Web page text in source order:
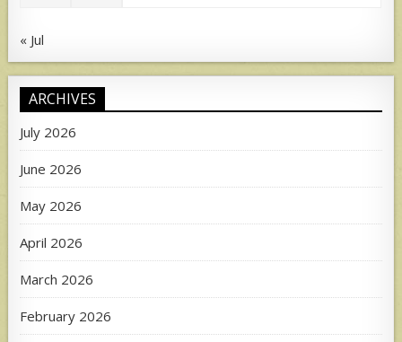
« Jul
ARCHIVES
July 2026
June 2026
May 2026
April 2026
March 2026
February 2026